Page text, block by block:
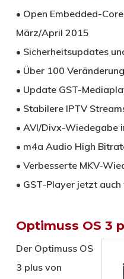
• Open Embedded-
März/April 2015
• Sicherheitsupdates
• Über 100
• Update GST-
• Stabilere IPTV
• AVI/Divx-Wiedegabe
• m4a Audio High
• Verbesserte MKV-
• GST-Player jetzt
Optimuss OS 3
Der Optimuss OS
3 plus von